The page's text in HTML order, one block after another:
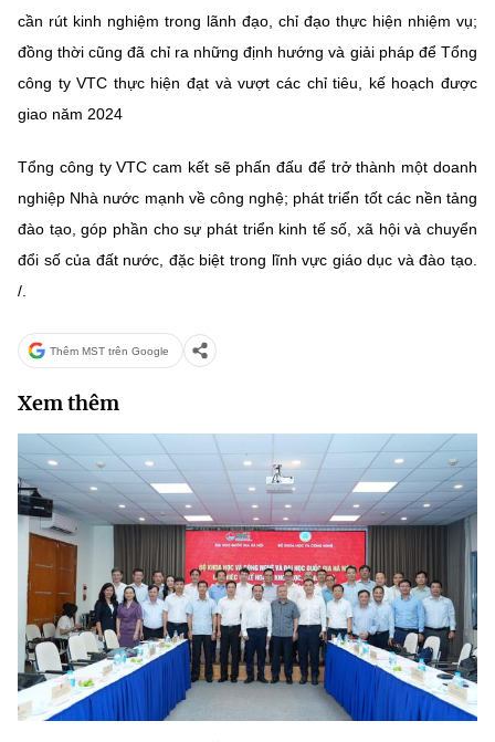
cần rút kinh nghiệm trong lãnh đạo, chỉ đạo thực hiện nhiệm vụ;
đồng thời cũng đã chỉ ra những định hướng và giải pháp để Tổng
công ty VTC thực hiện đạt và vượt các chỉ tiêu, kế hoạch được
giao năm 2024
Tổng công ty VTC cam kết sẽ phấn đấu để trở thành một doanh
nghiệp Nhà nước mạnh về công nghệ; phát triển tốt các nền tảng
đào tạo, góp phần cho sự phát triển kinh tế số, xã hội và chuyển
đổi số của đất nước, đặc biệt trong lĩnh vực giáo dục và đào tạo.
/.
Thêm MST trên Google
Xem thêm